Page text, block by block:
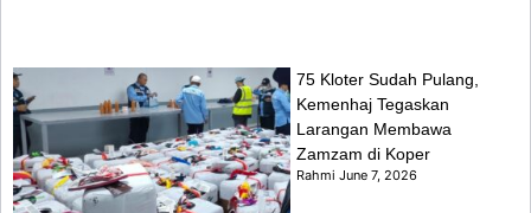
75 Kloter Sudah Pulang,
Kemenhaj Tegaskan
Larangan Membawa
Zamzam di Koper
RahmiJune 7, 2026